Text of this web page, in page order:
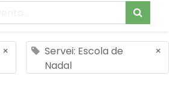
×
Servei: Escola de
Nadal
×